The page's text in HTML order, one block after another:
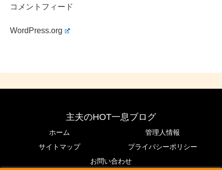
や収入の見え方も更新されていくはずです。
コメントフィード
WordPress.org
主夫のHOT一息ブログ
ホーム
管理人情報
サイトマップ
プライバシーポリシー
お問い合わせ